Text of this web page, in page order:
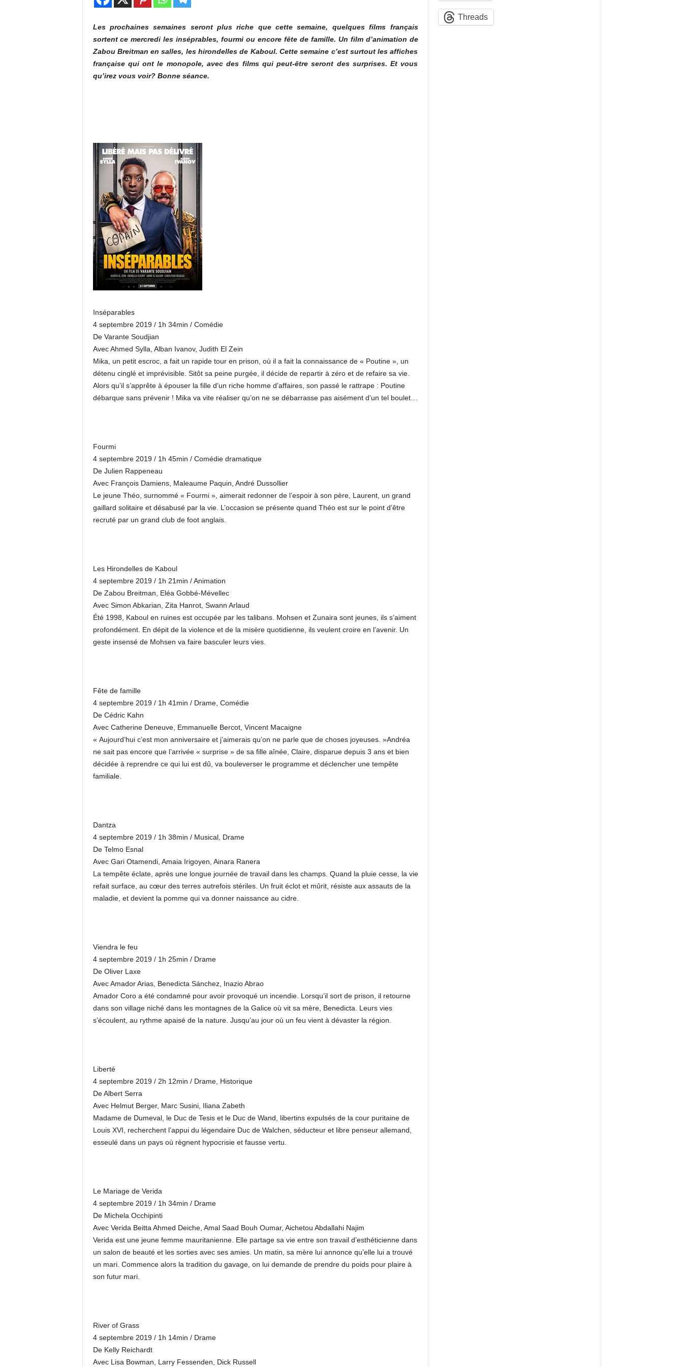
Les prochaines semaines seront plus riche que cette semaine, quelques films français
sortent ce mercredi les inséprables, fourmi ou encore fête de famille. Un film d’animation de
Zabou Breitman en salles, les hirondelles de Kaboul. Cette semaine c’est surtout les affiches
française qui ont le monopole, avec des films qui peut-être seront des surprises. Et vous
qu’irez vous voir? Bonne séance.
Inséparables
4 septembre 2019 / 1h 34min / Comédie
De Varante Soudjian
Avec Ahmed Sylla, Alban Ivanov, Judith El Zein
Mika, un petit escroc, a fait un rapide tour en prison, où il a fait la connaissance de « Poutine », un
détenu cinglé et imprévisible. Sitôt sa peine purgée, il décide de repartir à zéro et de refaire sa vie.
Alors qu’il s’apprête à épouser la fille d’un riche homme d’affaires, son passé le rattrape : Poutine
débarque sans prévenir ! Mika va vite réaliser qu’on ne se débarrasse pas aisément d’un tel boulet…
Fourmi
4 septembre 2019 / 1h 45min / Comédie dramatique
De Julien Rappeneau
Avec François Damiens, Maleaume Paquin, André Dussollier
Le jeune Théo, surnommé « Fourmi », aimerait redonner de l’espoir à son père, Laurent, un grand
gaillard solitaire et désabusé par la vie. L’occasion se présente quand Théo est sur le point d’être
recruté par un grand club de foot anglais.
Les Hirondelles de Kaboul
4 septembre 2019 / 1h 21min / Animation
De Zabou Breitman, Eléa Gobbé-Mévellec
Avec Simon Abkarian, Zita Hanrot, Swann Arlaud
Été 1998, Kaboul en ruines est occupée par les talibans. Mohsen et Zunaira sont jeunes, ils s’aiment
profondément. En dépit de la violence et de la misère quotidienne, ils veulent croire en l’avenir. Un
geste insensé de Mohsen va faire basculer leurs vies.
Fête de famille
4 septembre 2019 / 1h 41min / Drame, Comédie
De Cédric Kahn
Avec Catherine Deneuve, Emmanuelle Bercot, Vincent Macaigne
« Aujourd’hui c’est mon anniversaire et j’aimerais qu’on ne parle que de choses joyeuses. »Andréa
ne sait pas encore que l’arrivée « surprise » de sa fille aînée, Claire, disparue depuis 3 ans et bien
décidée à reprendre ce qui lui est dû, va bouleverser le programme et déclencher une tempête
familiale.
Dantza
4 septembre 2019 / 1h 38min / Musical, Drame
De Telmo Esnal
Avec Gari Otamendi, Amaia Irigoyen, Ainara Ranera
La tempête éclate, après une longue journée de travail dans les champs. Quand la pluie cesse, la vie
refait surface, au cœur des terres autrefois stériles. Un fruit éclot et mûrit, résiste aux assauts de la
maladie, et devient la pomme qui va donner naissance au cidre.
Viendra le feu
4 septembre 2019 / 1h 25min / Drame
De Oliver Laxe
Avec Amador Arias, Benedicta Sánchez, Inazio Abrao
Amador Coro a été condamné pour avoir provoqué un incendie. Lorsqu’il sort de prison, il retourne
dans son village niché dans les montagnes de la Galice où vit sa mère, Benedicta. Leurs vies
s’écoulent, au rythme apaisé de la nature. Jusqu’au jour où un feu vient à dévaster la région.
Liberté
4 septembre 2019 / 2h 12min / Drame, Historique
De Albert Serra
Avec Helmut Berger, Marc Susini, Iliana Zabeth
Madame de Dumeval, le Duc de Tesis et le Duc de Wand, libertins expulsés de la cour puritaine de
Louis XVI, recherchent l’appui du légendaire Duc de Walchen, séducteur et libre penseur allemand,
esseulé dans un pays où règnent hypocrisie et fausse vertu.
Le Mariage de Verida
4 septembre 2019 / 1h 34min / Drame
De Michela Occhipinti
Avec Verida Beitta Ahmed Deiche, Amal Saad Bouh Oumar, Aichetou Abdallahi Najim
Verida est une jeune femme mauritanienne. Elle partage sa vie entre son travail d’esthéticienne dans
un salon de beauté et les sorties avec ses amies. Un matin, sa mère lui annonce qu’elle lui a trouvé
un mari. Commence alors la tradition du gavage, on lui demande de prendre du poids pour plaire à
son futur mari.
River of Grass
4 septembre 2019 / 1h 14min / Drame
De Kelly Reichardt
Avec Lisa Bowman, Larry Fessenden, Dick Russell
Threads